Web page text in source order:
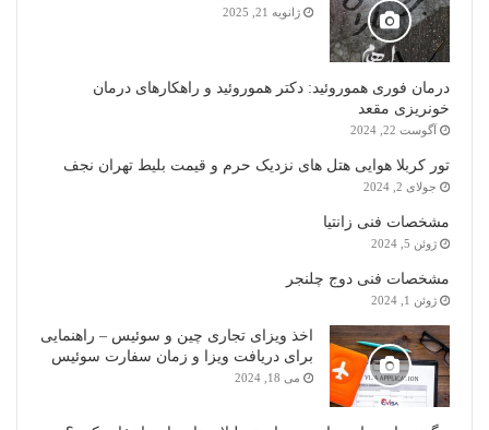
ژانویه 21, 2025
درمان فوری هموروئید: دکتر هموروئید و راهکارهای درمان
خونریزی مقعد
آگوست 22, 2024
تور کربلا هوایی هتل های نزدیک حرم و قیمت بلیط تهران نجف
جولای 2, 2024
مشخصات فنی زانتیا
ژوئن 5, 2024
مشخصات فنی دوج چلنجر
ژوئن 1, 2024
اخذ ویزای تجاری چین و سوئیس – راهنمایی
برای دریافت ویزا و زمان سفارت سوئیس
می 18, 2024